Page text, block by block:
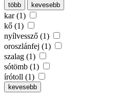
több kevesebb
kar (1)
kő (1)
nyílvessző (1)
oroszlánfej (1)
szalag (1)
sótömb (1)
írótoll (1)
kevesebb